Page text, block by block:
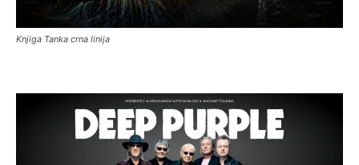
Knjiga Tanka crna linija